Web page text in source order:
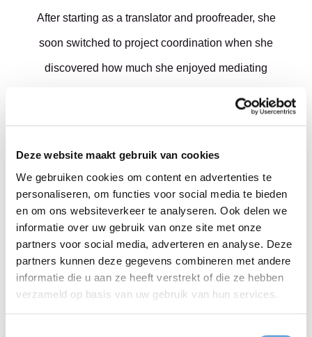
Deze website maakt gebruik van cookies
We gebruiken cookies om content en advertenties te
personaliseren, om functies voor social media te bieden
en om ons websiteverkeer te analyseren. Ook delen we
informatie over uw gebruik van onze site met onze
partners voor social media, adverteren en analyse. Deze
partners kunnen deze gegevens combineren met andere
informatie die u aan ze heeft verstrekt of die ze hebben
verzameld op basis van uw gebruik van hun services.
After starting as a translator and proofreader, she
soon switched to project coordination when she
discovered how much she enjoyed mediating
Ellen became head of Taalcentrum-VU's translation
As a mother of three boys, no challenge is too great!
children’s voices at home, she finds peace in yoga.
Want to make words work together with Ellen?
Mail her directly